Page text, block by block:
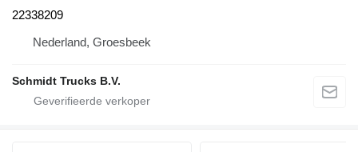
22338209
Nederland, Groesbeek
Schmidt Trucks B.V.